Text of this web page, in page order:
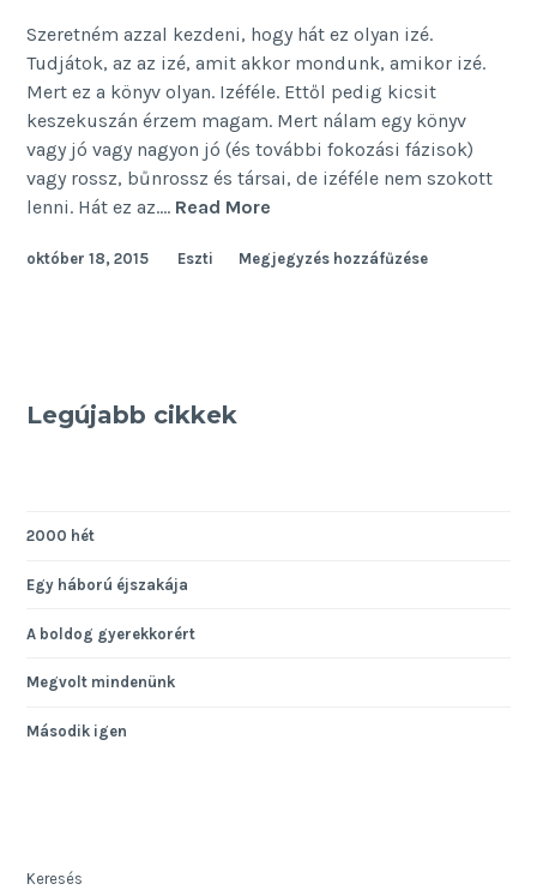
Szeretném azzal kezdeni, hogy hát ez olyan izé.
Tudjátok, az az izé, amit akkor mondunk, amikor izé.
Mert ez a könyv olyan. Izéféle. Ettől pedig kicsit
keszekuszán érzem magam. Mert nálam egy könyv
vagy jó vagy nagyon jó (és további fokozási fázisok)
vagy rossz, bűnrossz és társai, de izéféle nem szokott
lenni. Hát ez az.… Read More
Pradát
október 18, 2015 Eszti Megjegyzés hozzáfűzése
Legújabb cikkek
2000 hét
Egy háború éjszakája
A boldog gyerekkorért
Megvolt mindenünk
Második igen
Keresés